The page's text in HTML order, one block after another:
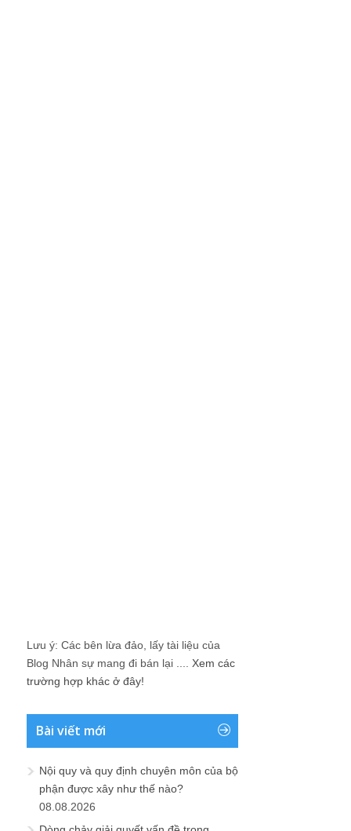
Lưu ý: Các bên lừa đảo, lấy tài liệu của
Blog Nhân sự mang đi bán lại .... Xem các
trường hợp khác ở đây!
Bài viết mới
Nội quy và quy định chuyên môn của bộ
phận được xây như thế nào?
08.08.2026